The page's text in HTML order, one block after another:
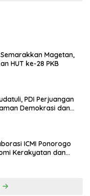
Semarakkan Magetan,
HUT ke-28 PKB
PDI Perjuangan
Demokrasi dan
ICMI Ponorogo
Kerakyatan dan